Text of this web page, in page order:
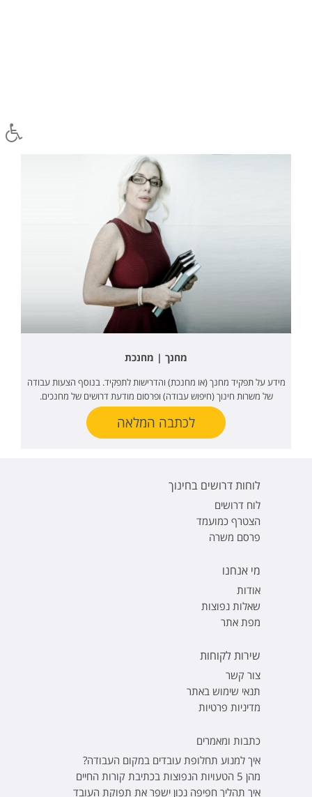
מחנך | מחנכת
מידע על תפקיד מחנך (או מחנכת) והדרישות לתפקיד. בנוסף הצעות עבודה
של משרות חינוך (חיפוש עבודה) ופרסום מודעת דרושים של מחנכים.
לכתבה המלאה
לוחות דרושים בחינוך
לוח דרושים
הצטרף כמועמד
פרסם משרה
מי אנחנו
אודות
שאלות נפוצות
מפת אתר
שירות לקוחות
צור קשר
תנאי שימוש באתר
מדיניות פרטיות
כתבות ומאמרים
איך למנוע תחלופת עובדים במקום העבודה?
מהן 5 הטעויות הנפוצות בכתיבת קורות החיים
איך תהליך חפיפה נכון ישפר את תפוקת העובד